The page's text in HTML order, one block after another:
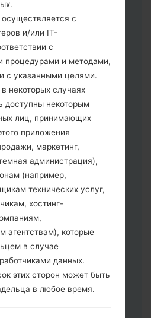
ПК:
и распакуйте файл
1 (Выбрать 1 файл
или 5 (Выбрать 5
здесь) файлов для
& Region & Operator"
***: "Country & Region &
с
и/или IT-
с
процедурами и методами,
с указанными целями.
некоторых случаях
доступны некоторым
лиц, принимающих
приложения
маркетинг,
администрация),
(например,
технических услуг,
хостинг-
агентствам), которые
в случае
данных.
этих сторон может быть
в любое время.